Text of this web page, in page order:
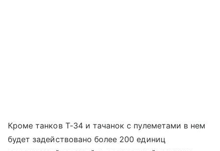
Кроме танков Т-34 и тачанок с пулеметами в нем
будет задействовано более 200 единиц